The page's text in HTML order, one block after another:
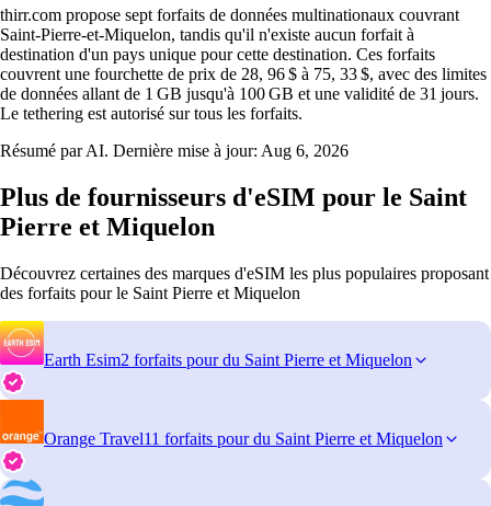
thirr.com propose sept forfaits de données multinationaux couvrant
Saint-Pierre-et-Miquelon, tandis qu'il n'existe aucun forfait à
destination d'un pays unique pour cette destination. Ces forfaits
couvrent une fourchette de prix de 28, 96 $ à 75, 33 $, avec des limites
de données allant de 1 GB jusqu'à 100 GB et une validité de 31 jours.
Le tethering est autorisé sur tous les forfaits.
Résumé par AI. Dernière mise à jour: Aug 6, 2026
Plus de fournisseurs d'eSIM pour le Saint
Pierre et Miquelon
Découvrez certaines des marques d'eSIM les plus populaires proposant
des forfaits pour le Saint Pierre et Miquelon
Earth Esim2 forfaits pour du Saint Pierre et Miquelon
Orange Travel11 forfaits pour du Saint Pierre et Miquelon